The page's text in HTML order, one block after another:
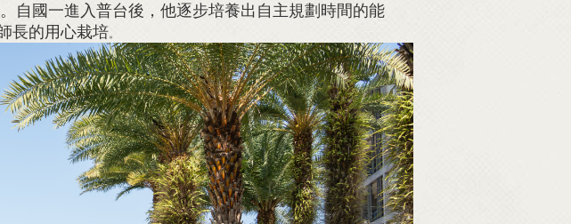
國一進入普台後，他逐步培養出自主規劃時間的能
長的用心栽培。